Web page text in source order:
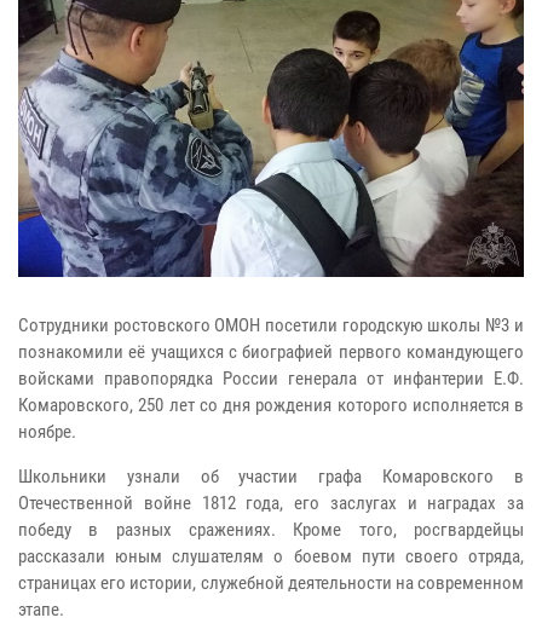
Сотрудники ростовского ОМОН посетили городскую школы №3 и
познакомили её учащихся с биографией первого командующего
войсками правопорядка России генерала от инфантерии Е.Ф.
Комаровского, 250 лет со дня рождения которого исполняется в
ноябре.
Школьники узнали об участии графа Комаровского в
Отечественной войне 1812 года, его заслугах и наградах за
победу в разных сражениях. Кроме того, росгвардейцы
рассказали юным слушателям о боевом пути своего отряда,
страницах его истории, служебной деятельности на современном
этапе.